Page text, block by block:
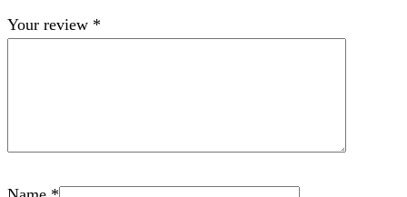
Your review *